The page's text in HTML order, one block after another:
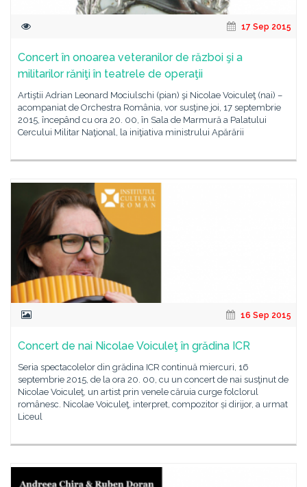
17 Sep 2015
Concert în onoarea veteranilor de război şi a
militarilor răniţi în teatrele de operaţii
Artiştii Adrian Leonard Mociulschi (pian) şi Nicolae Voiculeţ (nai) –
acompaniat de Orchestra România, vor susţine joi, 17 septembrie
2015, începând cu ora 20. 00, în Sala de Marmură a Palatului
Cercului Militar Naţional, la iniţiativa ministrului Apărării
16 Sep 2015
Concert de nai Nicolae Voiculeţ în grădina ICR
Seria spectacolelor din grădina ICR continuă miercuri, 16
septembrie 2015, de la ora 20. 00, cu un concert de nai susţinut de
Nicolae Voiculeţ, un artist prin venele căruia curge folclorul
românesc. Nicolae Voiculeţ, interpret, compozitor și dirijor, a urmat
Liceul